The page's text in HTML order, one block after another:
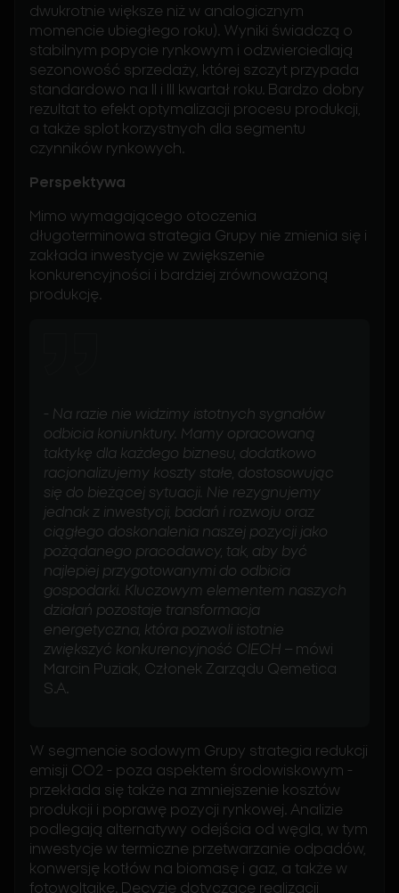
dwukrotnie większe niż w analogicznym
momencie ubiegłego roku). Wyniki świadczą o
stabilnym popycie rynkowym i odzwierciedlają
sezonowość sprzedaży, której szczyt przypada
standardowo na II i III kwartał roku. Bardzo dobry
rezultat to efekt optymalizacji procesu produkcji,
a także splot korzystnych dla segmentu
czynników rynkowych.
Perspektywa
Mimo wymagającego otoczenia
długoterminowa strategia Grupy nie zmienia się i
zakłada inwestycje w zwiększenie
konkurencyjności i bardziej zrównoważoną
produkcję.
- Na razie nie widzimy istotnych sygnałów
odbicia koniunktury. Mamy opracowaną
taktykę dla każdego biznesu, dodatkowo
racjonalizujemy koszty stałe, dostosowując
się do bieżącej sytuacji. Nie rezygnujemy
jednak z inwestycji, badań i rozwoju oraz
ciągłego doskonalenia naszej pozycji jako
pożądanego pracodawcy, tak, aby być
najlepiej przygotowanymi do odbicia
gospodarki. Kluczowym elementem naszych
działań pozostaje transformacja
energetyczna, która pozwoli istotnie
zwiększyć konkurencyjność CIECH – mówi
Marcin Puziak, Członek Zarządu Qemetica
S.A.
W segmencie sodowym Grupy strategia redukcji
emisji CO2 - poza aspektem środowiskowym -
przekłada się także na zmniejszenie kosztów
produkcji i poprawę pozycji rynkowej. Analizie
podlegają alternatywy odejścia od węgla, w tym
inwestycje w termiczne przetwarzanie odpadów,
konwersję kotłów na biomasę i gaz, a także w
fotowoltaikę. Decyzje dotyczące realizacji